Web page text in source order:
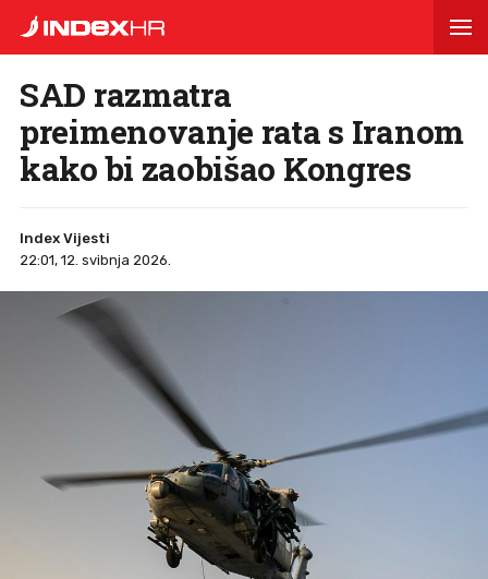
SAD razmatra
preimenovanje rata s Iranom
kako bi zaobišao Kongres
Index Vijesti
22:01, 12. svibnja 2026.